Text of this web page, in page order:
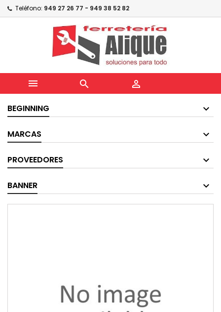
Teléfono: 949 27 26 77 - 949 38 52 82
  
BEGINNING
MARCAS
PROVEEDORES
BANNER